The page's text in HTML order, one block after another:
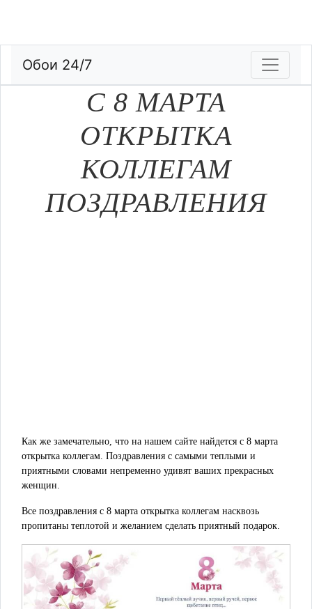
Обои 24/7
С 8 МАРТА
ОТКРЫТКА
КОЛЛЕГАМ
ПОЗДРАВЛЕНИЯ
Как же замечательно, что на нашем сайте найдется с 8 марта
открытка коллегам. Поздравления с самыми теплыми и
приятными словами непременно удивят ваших прекрасных
женщин.
Все поздравления с 8 марта открытка коллегам насквозь
пропитаны теплотой и желанием сделать приятный подарок.